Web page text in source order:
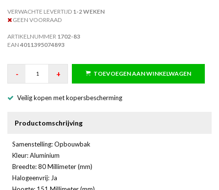
VERWACHTE LEVERTIJD 1-2 WEKEN
GEEN VOORRAAD
ARTIKELNUMMER 1702-83
EAN 4011395074893
- + TOEVOEGEN AAN WINKELWAGEN
Veilig kopen met kopersbescherming
Productomschrijving
Samenstelling: Opbouwbak
Kleur: Aluminium
Breedte: 80 Millimeter (mm)
Halogeenvrij: Ja